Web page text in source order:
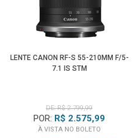
Câmeras Canon DSLRde
LENTE CANON RF-S 55-210MM F/5-
7.1 IS STM
DE: R$ 2.799,99
POR: R$ 2.575,99
À VISTA NO BOLETO